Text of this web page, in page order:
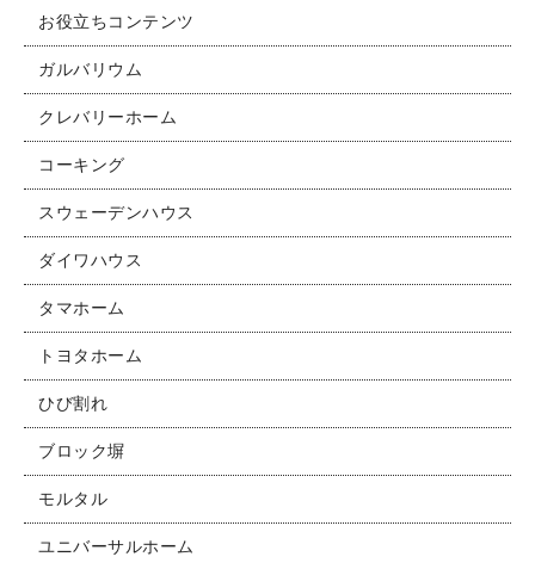
お役立ちコンテンツ
ガルバリウム
クレバリーホーム
コーキング
スウェーデンハウス
ダイワハウス
タマホーム
トヨタホーム
ひび割れ
ブロック塀
モルタル
ユニバーサルホーム